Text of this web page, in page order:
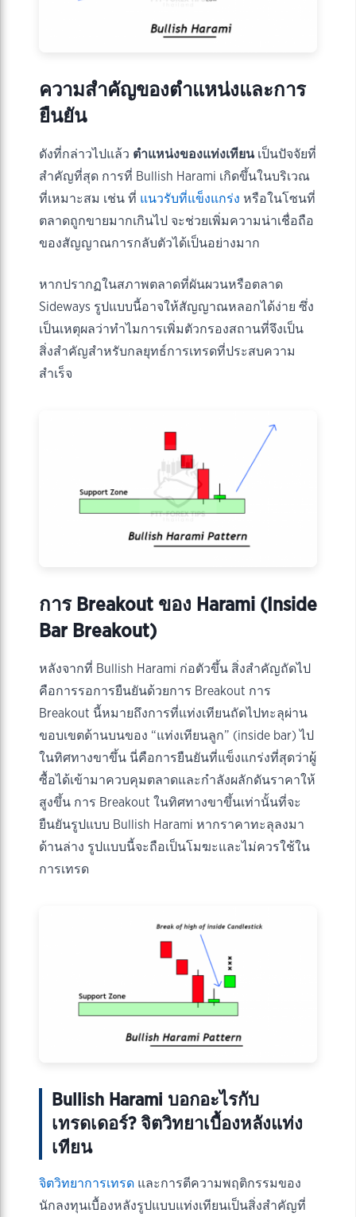
ความสำคัญของตำแหน่งและการ
ยืนยัน
ดังที่กล่าวไปแล้ว ตำแหน่งของแท่งเทียนเป็นปัจจัยที่
สำคัญที่สุด การที่ Bullish Harami เกิดขึ้นในบริเวณ
ที่เหมาะสม เช่น ที่ แนวรับที่แข็งแกร่ง หรือในโซนที่
ตลาดถูกขายมากเกินไป จะช่วยเพิ่มความน่าเชื่อถือ
ของสัญญาณการกลับตัวได้เป็นอย่างมาก
หากปรากฏในสภาพตลาดที่ผันผวนหรือตลาด
Sideways รูปแบบนี้อาจให้สัญญาณหลอกได้ง่าย ซึ่ง
เป็นเหตุผลว่าทำไมการเพิ่มตัวกรองสถานที่จึงเป็น
สิ่งสำคัญสำหรับกลยุทธ์การเทรดที่ประสบความ
สำเร็จ
การ Breakout ของ Harami (Inside
Bar Breakout)
หลังจากที่ Bullish Harami ก่อตัวขึ้น สิ่งสำคัญถัดไป
คือการรอการยืนยันด้วยการ Breakout การ
Breakout นี้หมายถึงการที่แท่งเทียนถัดไปทะลุผ่าน
ขอบเขตด้านบนของ “แท่งเทียนลูก” (inside bar) ไป
ในทิศทางขาขึ้น นี่คือการยืนยันที่แข็งแกร่งที่สุดว่าผู้
ซื้อได้เข้ามาควบคุมตลาดและกำลังผลักดันราคาให้
สูงขึ้น การ Breakout ในทิศทางขาขึ้นเท่านั้นที่จะ
ยืนยันรูปแบบ Bullish Harami หากราคาทะลุลงมา
ด้านล่าง รูปแบบนี้จะถือเป็นโมฆะและไม่ควรใช้ใน
การเทรด
Bullish Harami บอกอะไรกับ
เทรดเดอร์? จิตวิทยาเบื้องหลังแท่ง
เทียน
จิตวิทยาการเทรด และการตีความพฤติกรรมของ
นักลงทุนเบื้องหลังรูปแบบแท่งเทียนเป็นสิ่งสำคัญที่